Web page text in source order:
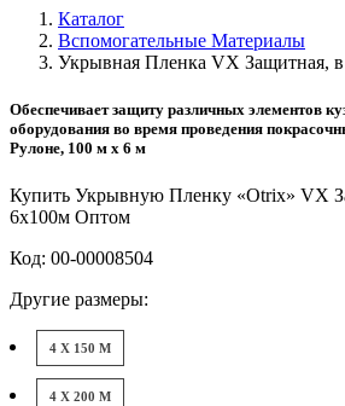
Каталог
Вспомогательные Материалы
Укрывная Пленка VX Защитная,
Обеспечивает защиту различных элементов
оборудования во время проведения
Рулоне, 100 м x 6 м
Купить Укрывную Пленку «Otrix» VX
6x100м Оптом
Код: 00-00008504
Другие размеры:
4 X 150 М
4 X 200 М